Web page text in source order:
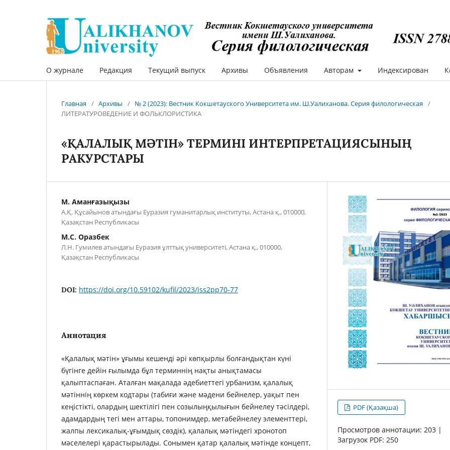
О журнале Редакция Текущий выпуск Архивы Объявления Авторам Индексирован
Главная / Архивы / № 2 (2023): Вестник Кокшетауского Университета им. Ш.Уалиханова. Серия филологическая /
ЛИТЕРАТУРОВЕДЕНИЕ И ФОЛЬКЛОРИСТИКА
«ҚАЛАЛЫҚ МӘТІН» ТЕРМИНІ ИНТЕРПРЕТАЦИЯСЫНЫҢ
РАКУРСТАРЫ
М. Аманғазықызы
А.Қ. Құсайынов атындағы Еуразия гуманитарлық институты, Астана қ., 010000,
Қазақстан Республикасы
М.С. Оразбек
Л.Н. Гумилев атындағы Еуразия ұлттық университеті, Астана қ., 010000,
Қазақстан Республикасы
DOI: https://doi.org/10.59102/kufil/2023/iss2pp70-77
Аннотация
«Қалалық мәтін» ұғымы кешенді әрі көпқырлы болғандықтан күні
бүгінге дейін ғылымда бұл терминнің нақты анықтамасы
қалыптаспаған. Аталған мақалада әдебиеттегі урбанизм, қалалық
мәтіннің көркем кодтары (табиғи және мәдени бейнелер, уақыт пен
кеңістікті, олардың шектілігі пен созылыңқылығын бейнелеу тәсілдері,
адамдардың тегі мен аттары, топонимдер, метабейнелеу элементтері,
жалпы лексикалық-ұғымдық сөздік), қалалық мәтіндегі хронотоп
мәселелері қарастырылады. Сонымен қатар қалалық мәтінде концепт,
PDF (Қазақша)
Просмотров аннотации: 203 |
Загрузок PDF: 250